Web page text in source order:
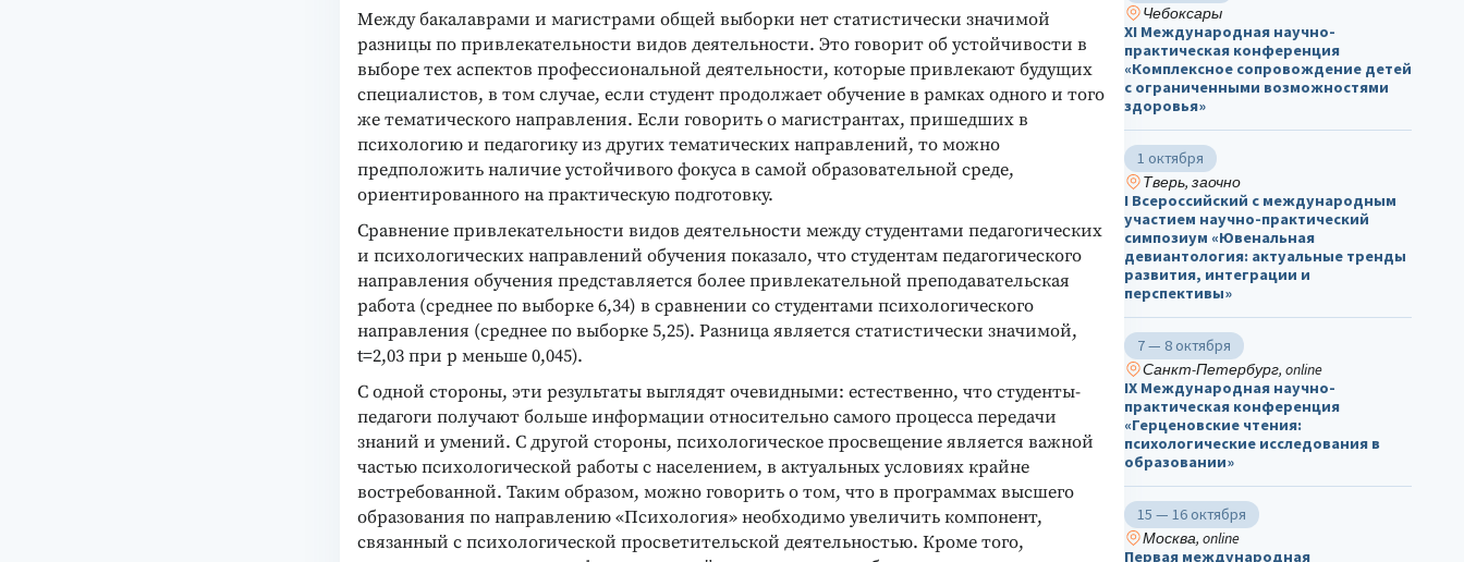
Между бакалаврами и магистрами общей выборки нет статистически значимой
разницы по привлекательности видов деятельности. Это говорит об устойчивости в
выборе тех аспектов профессиональной деятельности, которые привлекают будущих
специалистов, в том случае, если студент продолжает обучение в рамках одного и того
же тематического направления. Если говорить о магистрантах, пришедших в
психологию и педагогику из других тематических направлений, то можно
предположить наличие устойчивого фокуса в самой образовательной среде,
ориентированного на практическую подготовку.
Сравнение привлекательности видов деятельности между студентами педагогических
и психологических направлений обучения показало, что студентам педагогического
направления обучения представляется более привлекательной преподавательская
работа (среднее по выборке 6,34) в сравнении со студентами психологического
направления (среднее по выборке 5,25). Разница является статистически значимой,
t=2,03 при р меньше 0,045).
С одной стороны, эти результаты выглядят очевидными: естественно, что студенты-
педагоги получают больше информации относительно самого процесса передачи
знаний и умений. С другой стороны, психологическое просвещение является важной
частью психологической работы с населением, в актуальных условиях крайне
востребованной. Таким образом, можно говорить о том, что в программах высшего
образования по направлению «Психология» необходимо увеличить компонент,
связанный с психологической просветительской деятельностью. Кроме того,
Чебоксары
ХΙ Международная научно-
практическая конференция
«Комплексное сопровождение детей
с ограниченными возможностями
здоровья»
1 октября
Тверь, заочно
I Всероссийский с международным
участием научно-практический
симпозиум «Ювенальная
девиантология: актуальные тренды
развития, интеграции и
перспективы»
7 — 8 октября
Санкт-Петербург, online
IX Международная научно-
практическая конференция
«Герценовские чтения:
психологические исследования в
образовании»
15 — 16 октября
Москва, online
Первая международная